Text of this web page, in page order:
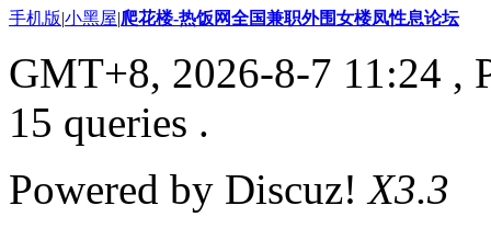
手机版|小黑屋|爬花楼-热饭网全国兼职外围女楼凤性息论坛
GMT+8, 2026-8-7 11:24 ,
15 queries .
Powered by Discuz!X3.3